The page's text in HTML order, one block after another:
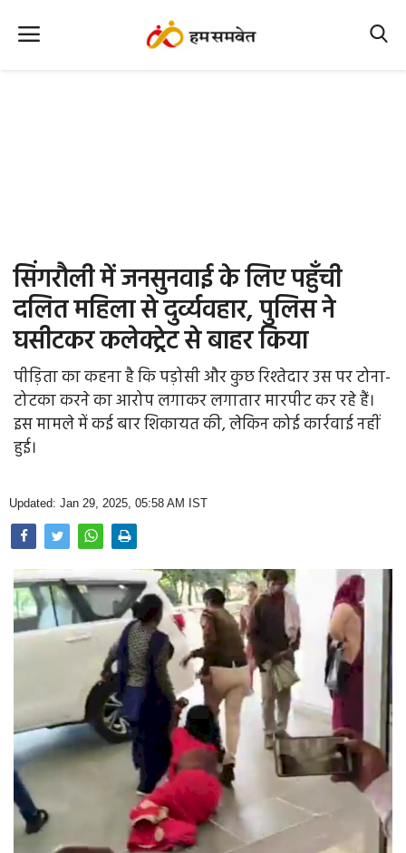
Office Office
Political Gossips
Farm & Food
Opinion
Photo Gallery
Home
सिंगरौली में जनसुनवाई के लिए पहुँची
दलित महिला से दुर्व्यवहार, पुलिस ने
घसीटकर कलेक्ट्रेट से बाहर किया
पीड़िता का कहना है कि पड़ोसी और कुछ रिश्तेदार उस पर टोना-
टोटका करने का आरोप लगाकर लगातार मारपीट कर रहे हैं।
इस मामले में कई बार शिकायत की, लेकिन कोई कार्रवाई नहीं
हुई।
Updated: Jan 29, 2025, 05:58 AM IST